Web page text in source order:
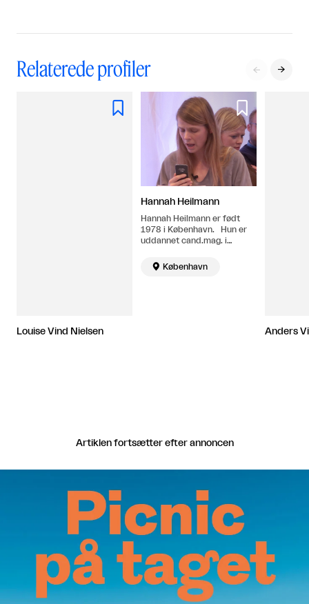
Relaterede profiler  

Louise Vind Nielsen

Hannah Heilmann
Hannah Heilmann er født
1978 i København. Hun er
uddannet cand.mag. i
Københavns Universitet. Bor
og arbejder i København.
 København
Anders
Artiklen fortsætter efter annoncen